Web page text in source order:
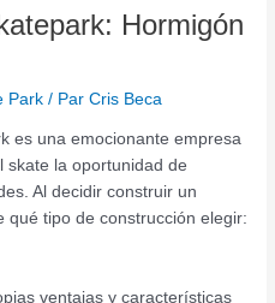
Hormigón
Park / ParCris Beca
es una emocionante empresa
skate la oportunidad de
Al decidir construir un
qué tipo de construcción elegir:
ventajas y características